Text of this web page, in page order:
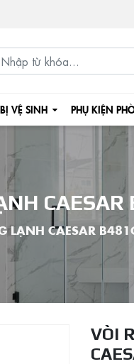
VỆ SINH PHỤ KIỆN
CAESAR
LẠNH CAESAR
VÒI